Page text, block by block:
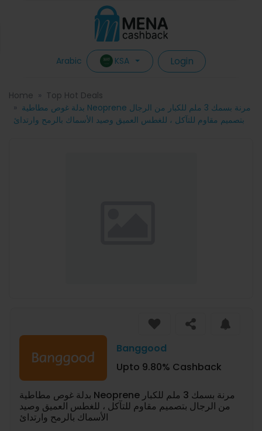
Arabic KSA Login
Home
Top Hot Deals
بدلة غوص مطاطية Neoprene مرنة بسمك 3 ملم للكبار من الرجال
بتصميم مقاوم للتآكل ، للغطس العميق وصيد الأسماك بالرمح وارتدائ
Banggood
Upto 9.80% Cashback
بدلة غوص مطاطية Neoprene مرنة بسمك 3 ملم للكبار
من الرجال بتصميم مقاوم للتآكل ، للغطس العميق وصيد
الأسماك بالرمح وارتدائ